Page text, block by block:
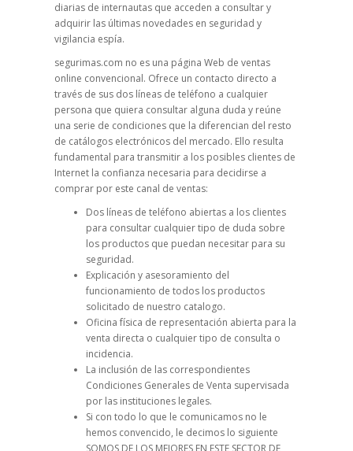
diarias de internautas que acceden a consultar y
adquirir las últimas novedades en seguridad y
vigilancia espía.
segurimas.com no es una página Web de ventas
online convencional. Ofrece un contacto directo a
través de sus dos líneas de teléfono a cualquier
persona que quiera consultar alguna duda y reúne
una serie de condiciones que la diferencian del resto
de catálogos electrónicos del mercado. Ello resulta
fundamental para transmitir a los posibles clientes de
Internet la confianza necesaria para decidirse a
comprar por este canal de ventas:
Dos líneas de teléfono abiertas a los clientes
para consultar cualquier tipo de duda sobre
los productos que puedan necesitar para su
seguridad.
Explicación y asesoramiento del
funcionamiento de todos los productos
solicitado de nuestro catalogo.
Oficina física de representación abierta para la
venta directa o cualquier tipo de consulta o
incidencia.
La inclusión de las correspondientes
Condiciones Generales de Venta supervisada
por las instituciones legales.
Si con todo lo que le comunicamos no le
hemos convencido, le decimos lo siguiente